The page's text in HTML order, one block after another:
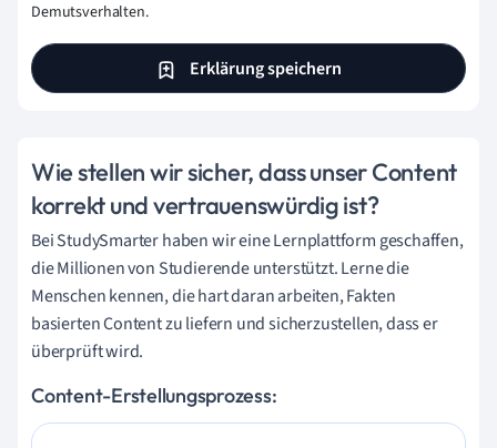
Demutsverhalten.
Erklärung speichern
Wie stellen wir sicher, dass unser Content
korrekt und vertrauenswürdig ist?
Bei StudySmarter haben wir eine Lernplattform geschaffen,
die Millionen von Studierende unterstützt. Lerne die
Menschen kennen, die hart daran arbeiten, Fakten
basierten Content zu liefern und sicherzustellen, dass er
überprüft wird.
Content-Erstellungsprozess: